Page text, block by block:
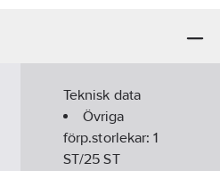
Teknisk data
Övriga
förp.storlekar:1
ST/25 ST